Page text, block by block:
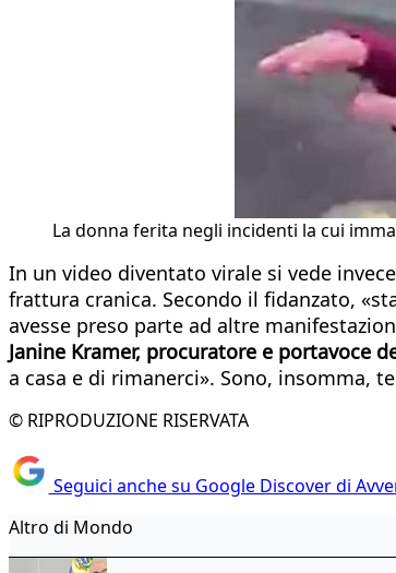
La donna ferita negli incidenti la cui
In un video diventato virale si vede
frattura cranica. Secondo il fidanzato,
avesse preso parte ad altre
Janine Kramer, procuratore e portavoce
a casa e di rimanerci». Sono, insomma,
© RIPRODUZIONE RISERVATA
Seguici anche su Google Discover di
Altro di Mondo